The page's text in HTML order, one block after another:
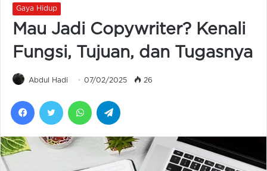
Gaya Hidup
Mau Jadi Copywriter? Kenali
Fungsi, Tujuan, dan Tugasnya
Abdul Hadi 07/02/2025 26
FacebookTwitter WhatsApp